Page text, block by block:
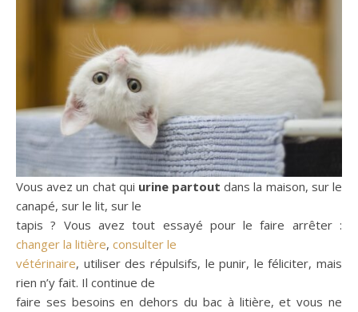
Vous avez un chat qui urine partout dans la maison, sur le
canapé, sur le lit, sur le
tapis ? Vous avez tout essayé pour le faire arrêter :
changer la litière, consulter le
vétérinaire, utiliser des répulsifs, le punir, le féliciter, mais
rien n’y fait. Il continue de
faire ses besoins en dehors du bac à litière, et vous ne